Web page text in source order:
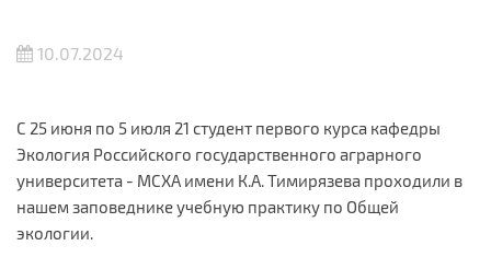
10.07.2024
С 25 июня по 5 июля 21 студент первого курса кафедры
Экология Российского государственного аграрного
университета - МСХА имени К.А. Тимирязева проходили в
нашем заповеднике учебную практику по Общей
экологии.